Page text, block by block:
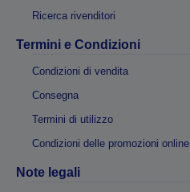
Ricerca rivenditori
Termini e Condizioni
Condizioni di vendita
Consegna
Termini di utilizzo
Condizioni delle promozioni online
Note legali